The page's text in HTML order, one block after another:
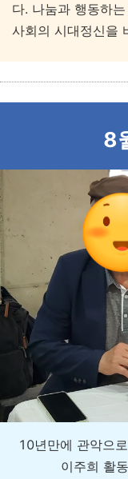
다. 나눔과 행동하
사회의 시대정신을
8
10년만에 관악으
이주희 활